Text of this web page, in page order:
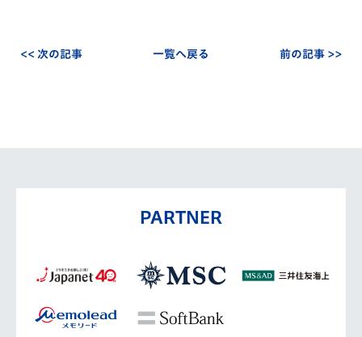
<< 次の記事 一覧へ戻る 前の記事 >>
PARTNER